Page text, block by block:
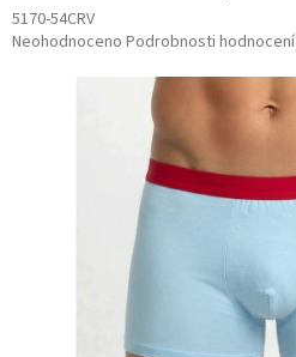
5170-54CRV
Průměrné
Neohodnoceno Podrobnosti hodnocení